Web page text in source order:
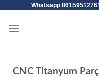
Whatsapp
CNC Titanyum